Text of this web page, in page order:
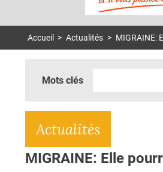
Accueil > Actualités > MIGRAINE:
Mots clés
Actualités
MIGRAINE: Elle